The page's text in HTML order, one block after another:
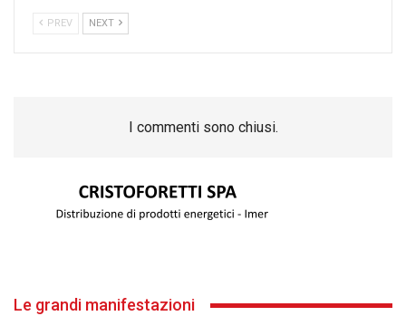
PREV NEXT
I commenti sono chiusi.
Le grandi manifestazioni